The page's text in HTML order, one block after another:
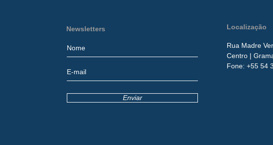
Enviar
Newsletters Localização
Rua Madre
Centro |
​Fone:+55 54